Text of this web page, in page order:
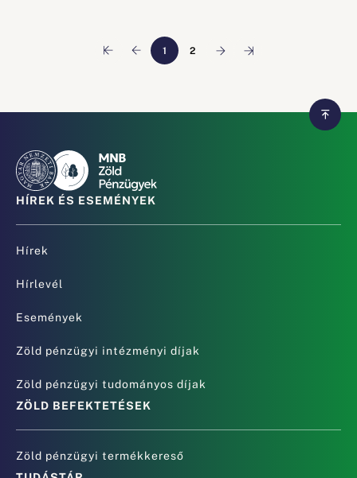
1 2
HÍREK ÉS ESEMÉNYEK
Hírek
Hírlevél
Események
Zöld pénzügyi intézményi díjak
Zöld pénzügyi tudományos díjak
ZÖLD BEFEKTETÉSEK
Zöld pénzügyi termékkereső